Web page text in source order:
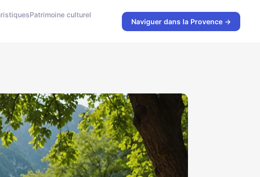
Patrimoine culturel
Naviguer dans la Provence →